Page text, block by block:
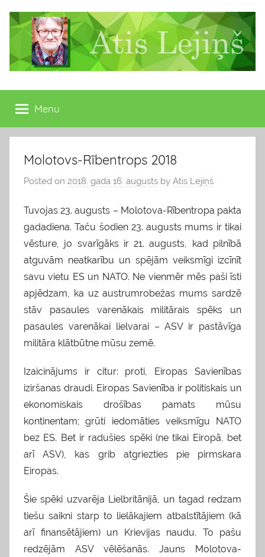
content
Atis
Lejiņš
13.
Saeimas
deputāts
Menu
Molotovs-Rībentrops 2018
Posted on 2018. gada 16. augusts by Atis Lejiņš
Tuvojas 23. augusts – Molotova-Rībentropa pakta
gadadiena. Taču šodien 23. augusts mums ir tikai
vēsture, jo svarīgāks ir 21. augusts, kad pilnībā
atguvām neatkarību un spējām veiksmīgi izcīnīt
savu vietu ES un NATO. Ne vienmēr mēs paši īsti
apjēdzam, ka uz austrumrobežas mums sardzē
stāv pasaules varenākais militārais spēks un
pasaules varenākai lielvarai – ASV ir pastāvīga
militāra klātbūtne mūsu zemē.
Izaicinājums ir citur: proti, Eiropas Savienības
iziršanas draudi. Eiropas Savienība ir politiskais un
ekonomiskais drošības pamats mūsu
kontinentam; grūti iedomāties veiksmīgu NATO
bez ES. Bet ir radušies spēki (ne tikai Eiropā, bet
arī ASV), kas grib atgriezties pie pirmskara
Eiropas.
Šie spēki uzvarēja Lielbritānijā, un tagad redzam
tiešu saikni starp to lielākajiem atbalstītājiem (kā
arī finansētājiem) un Krievijas naudu. To pašu
redzējām ASV vēlēšanās. Jauns Molotova-